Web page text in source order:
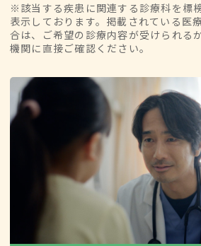
※該当する疾患に関連する診療科を標
表示しております。掲載されている医
合は、ご希望の診療内容が受けられる
機関に直接ご確認ください。